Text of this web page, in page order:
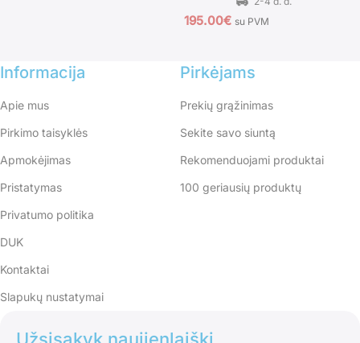
195.00€ su PVM
Informacija
Apie mus
Pirkimo taisyklės
Apmokėjimas
Pristatymas
Privatumo politika
DUK
Kontaktai
Slapukų nustatymai
Pirkėjams
Prekių grąžinimas
Sekite savo siuntą
Rekomenduojami produktai
100 geriausių produktų
Užsisakyk naujienlaiškį